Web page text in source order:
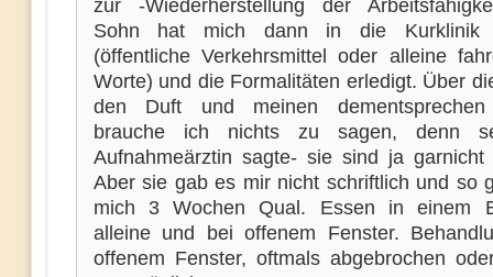
zur -Wiederherstellung der
Sohn hat mich dann in die Kurklinik
(öffentliche Verkehrsmittel oder alleine
Worte) und die Formalitäten erledigt. Über
den Duft und meinen dementsprechen
brauche ich nichts zu sagen, denn
Aufnahmeärztin sagte- sie sind ja garnicht
Aber sie gab es mir nicht schriftlich und so
mich 3 Wochen Qual. Essen in einem
alleine und bei offenem Fenster.
offenem Fenster, oftmals abgebrochen